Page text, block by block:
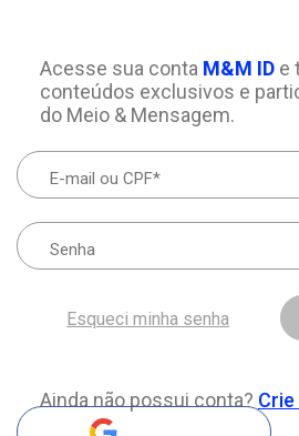
Acesse sua conta M&M IDe
conteúdos exclusivos e
do Meio & Mensagem.
Esqueci minha senha
Ainda não possui conta?